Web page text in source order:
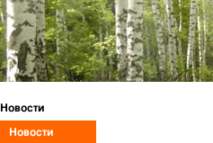
Новости
Новости